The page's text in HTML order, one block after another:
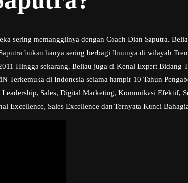
sering memanggilnya dengan Coach Dian Saputra.
bukan hanya sering berbagi Ilmunya di wilayah
Hingga sekarang. Beliau juga di Kenal Expert Bidang
Terkemuka di Indonesia selama hampir 10 Tahun
Sales, Digital Marketing, Komunikasi Efektif,
Excellence, Sales Excellence dan Ternyata Kunci